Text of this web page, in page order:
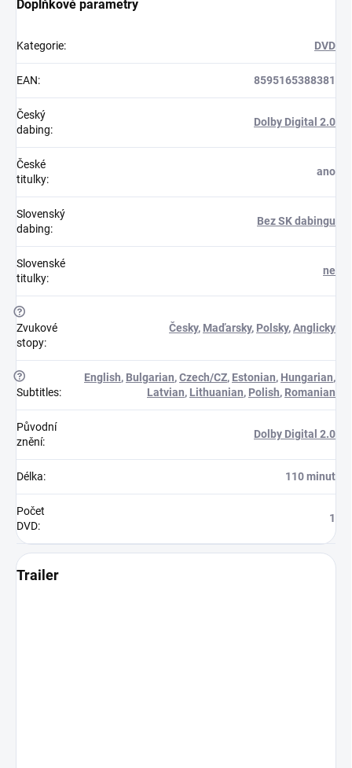
Doplňkové parametry
Kategorie: DVD
EAN: 8595165388381
Český
dabing:
Dolby Digital 2.0
České
titulky:
ano
Slovenský
dabing:
Bez SK dabingu
Slovenské
titulky:
ne
?
Zvukové
stopy:
Česky, Maďarsky, Polsky,Anglicky
?
Subtitles:
English, Bulgarian,Czech/CZ, Estonian, Hungarian,
Latvian, Lithuanian, Polish, Romanian
Původní
znění:
Dolby Digital 2.0
Délka: 110 minut
Počet
DVD:
1
Trailer